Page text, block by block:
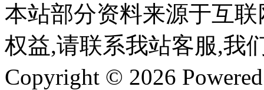
本站部分资料来源于互
权益,请联系我站客服,我
Copyright © 2026